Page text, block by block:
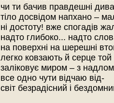
чи ти бачив правдешні дива
тіло досвідом напхано –
ні достоту! вже спогадів
надто глибоко... надто
на поверхні на шерешні
легко ковзають й серце той
заліковує миром – з
все одно чути відчаю від-
світ безрадісний і